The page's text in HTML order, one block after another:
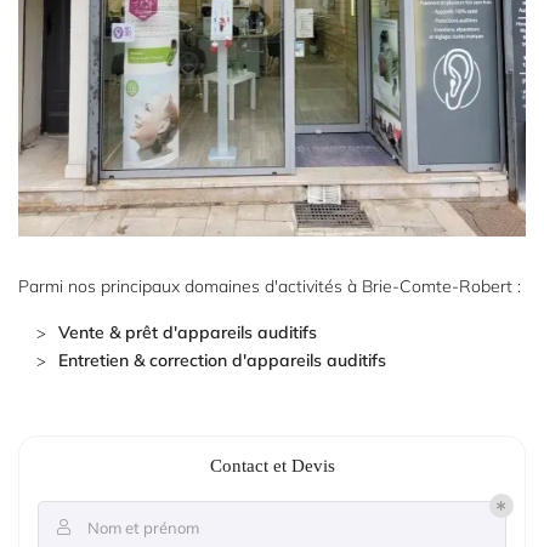
Parmi nos principaux domaines d'activités à Brie-Comte-Robert :
Vente & prêt d'appareils auditifs
Entretien & correction d'appareils auditifs
Contact et Devis
 Nom et prénom